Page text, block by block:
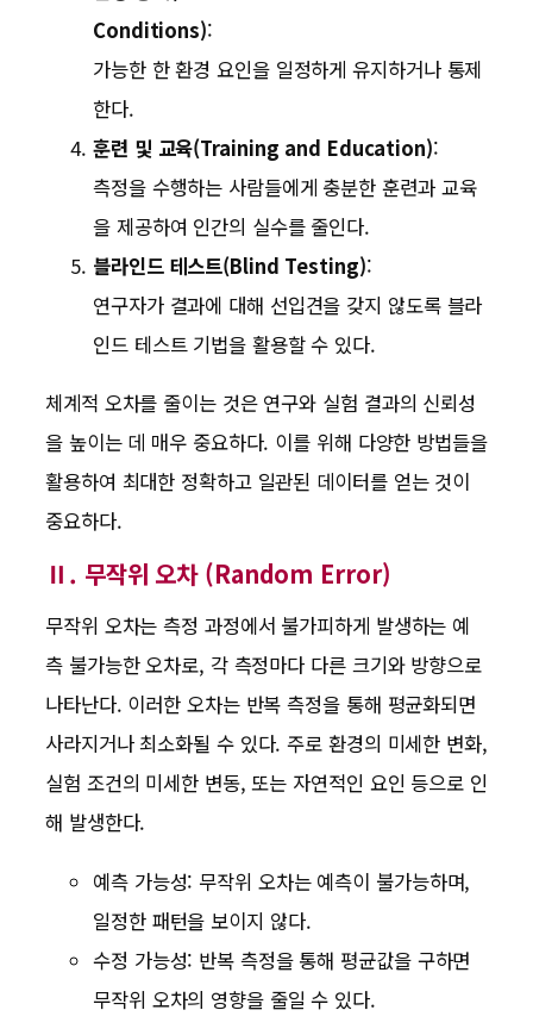
Conditions):
가능한 한 환경 요인을 일정하게 유지하거나 통제
한다.
훈련 및 교육(Training and Education):
측정을 수행하는 사람들에게 충분한 훈련과 교육
을 제공하여 인간의 실수를 줄인다.
블라인드 테스트(Blind Testing):
연구자가 결과에 대해 선입견을 갖지 않도록 블라
인드 테스트 기법을 활용할 수 있다.
체계적 오차를 줄이는 것은 연구와 실험 결과의 신뢰성
을 높이는 데 매우 중요하다. 이를 위해 다양한 방법들을
활용하여 최대한 정확하고 일관된 데이터를 얻는 것이
중요하다.
Ⅱ. 무작위 오차 (Random Error)
무작위 오차는 측정 과정에서 불가피하게 발생하는 예
측 불가능한 오차로, 각 측정마다 다른 크기와 방향으로
나타난다. 이러한 오차는 반복 측정을 통해 평균화되면
사라지거나 최소화될 수 있다. 주로 환경의 미세한 변화,
실험 조건의 미세한 변동, 또는 자연적인 요인 등으로 인
해 발생한다.
예측 가능성: 무작위 오차는 예측이 불가능하며,
일정한 패턴을 보이지 않다.
수정 가능성: 반복 측정을 통해 평균값을 구하면
무작위 오차의 영향을 줄일 수 있다.